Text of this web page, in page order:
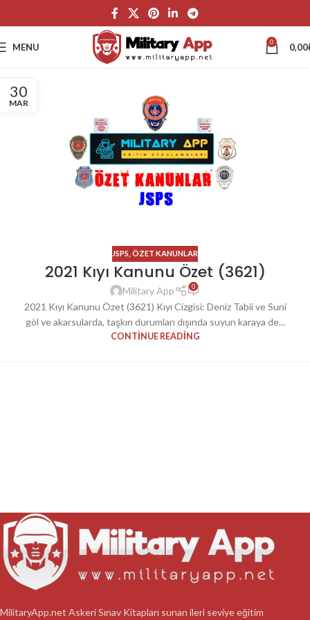
MENU 0 0,00
30
MAR
JSPS ÖZET KANUNLAR
2021 Kıyı Kanunu Özet (3621)
Military App 0
2021 Kıyı Kanunu Özet (3621) Kıyı Cizgisi: Deniz Tabii ve Suni
göl ve akarsularda, taşkın durumları dışında suyun karaya de...
CONTINUE READING
MilitaryApp.net Askeri Sınav Kitapları sunan ileri seviye eğitim